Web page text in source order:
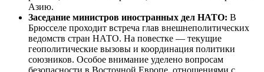
Азию.
Заседание министров иностранных дел НАТО: В
Брюсселе проходит встреча глав внешнеполитических
ведомств стран НАТО. На повестке — текущие
геополитические вызовы и координация политики
союзников. Особое внимание уделено вопросам
безопасности в Восточной Европе, отношениями с